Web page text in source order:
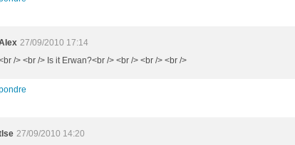
27/09/2010 17:14
/> <br /> Is it Erwan?<br /> <br /> <br /> <br />
27/09/2010 14:20